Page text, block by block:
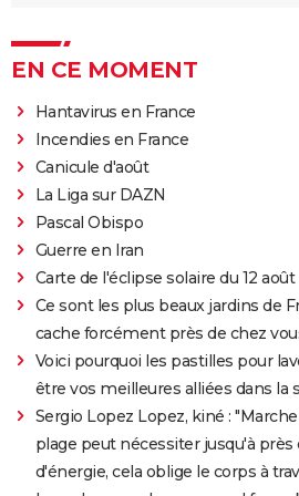
EN CE MOMENT
Hantavirus en France
Incendies en France
Canicule d'août
La Liga sur DAZN
Pascal Obispo
Guerre en Iran
Carte de l'éclipse solaire du 12 août
Ce sont les plus beaux jardins de
cache forcément près de chez
Voici pourquoi les pastilles pour
être vos meilleures alliées dans la
Sergio Lopez Lopez, kiné :
plage peut nécessiter jusqu'à près
d'énergie, cela oblige le corps à